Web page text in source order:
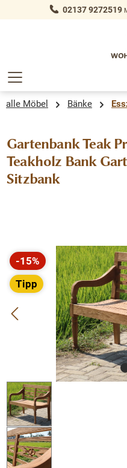
springen 02137 9272519
alle Möbel Bänke
Gartenbank Teak
Teakholz Bank
Sitzbank
Bildergalerie überspringen
-15%
Rabatt
Tipp